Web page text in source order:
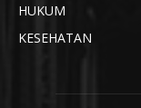
HUKUM
KESEHATAN